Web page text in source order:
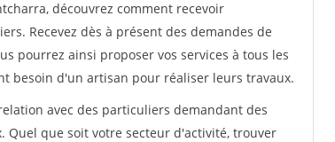
découvrez comment recevoir
Recevez dès à présent des demandes de
pourrez ainsi proposer vos services à tous les
besoin d'un artisan pour réaliser leurs travaux.
avec des particuliers demandant des
Quel que soit votre secteur d'activité, trouver